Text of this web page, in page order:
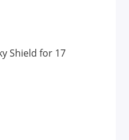
Shield for 17